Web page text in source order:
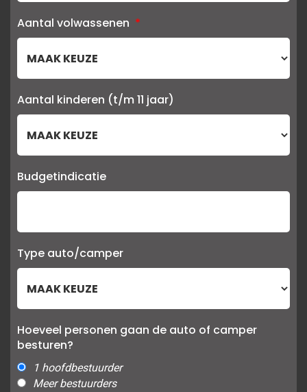
Aantal volwassenen *
Aantal kinderen (t/m 11 jaar)
Budgetindicatie
Type auto/camper
Hoeveel personen gaan de auto of camper
besturen?
1 hoofdbestuurder
Meer bestuurders